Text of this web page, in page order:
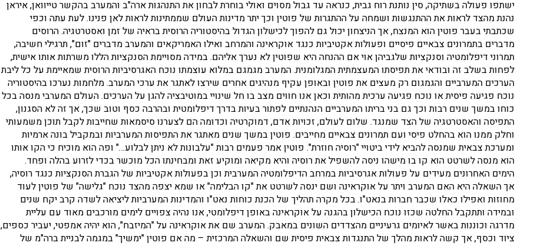
ישתפו פעולה בשתיקה, סין נותנת רוח גבית, כנראה עד גבול מסוים ואולי בוחרת לבחון את התנהגות ארה"ב והמערב בהקשר טייוואן, איראן
נהנת מהצד לראות את ההתנגשות ושמחה על ההתגרות של פוטין וכך יתר מדינות העולם שממתינות לראות לאן פנינו. לעת עתה וכפי
שכתבתי בעבר פוטין הוא המנצח, אך הניצחון יכול גם להפוך לכישלון הגדול בהיסטוריה הרוסית בראיה של זמן ואסטרטגיה. הרוסים
מדברים בתמרונים צבאיים פיסיים ופעולות אקטיביות כנגד אוקראינה והמרחב ואילו האמריקאים והמערב מדברים "זום", תרגילי חשיבה,
תמרוני דיפלומטיה וסנקציות שלגביהן אוי אם ההנחה היא שפוטין לא נערך אליהם. במידה מסויימת הסנקציות הללו משרתות אותו אישית,
לפחות בשלב זה ובודאי את תפיסתו המעצמתית המגלומנית. המערב מגמגם במלוא עוצמתו נוכח האגרסיביות הרוסית שמאיימת על כל ליבת
הערכים המערביים והגמגום רק מעצים את פוטין ובאופן עקיף מנהיגים אחרים שירצו לאתגר את ערכי המערב. מלחמות נערכו בהיסטוריה
נוכח פגיעה פיסית או נוכח פגיעה ערכית מהותית וכאן אנו חווים מצב בו חל שינויי במוטיבציה להגן על הערכים. העולם המערבי מנסה בכל
כוחו במשך שנים רבות וכך גם בני בריתו המערביים הנהנתיים לפתור בעיות בדרך דיפלומטית ובהרבה כסף וטוב שכך, אך זה לא הסגנון,
התפיסה והאסטרטגיה של הצד שמנגד. שלום לעולם, זכויות אדם, דמוקרטיה וכדומה הם לצערנו סיסמאות שחייבות לקבל תוכן משמעותי
וחלק ממנו הוא בהחלט פיסי ועם תמרונים צבאיים מחייבים. פוטין במשך שנים מאתגר את התפיסות המערביות ובמקביל בונה ארמיות
ומערכת צבאית שמנסה להביא לידי ביטויי "רוסיה חוזרת". פוטין אמר פעמים רבות "עלבונות לא ניתן לבלוע…" ופה הוא מוכיח כי הקו אותו
הוא מנסה לשרטט הוא קו בו מישהו ניסה להשפיל את רוסיה והיא מקיאה ומוקיע זאת ומבחינתו הכל מוכשר בכדי לזרוע בהלה ופחד.
הימים האחרונים מעידים על פעולות אגרסיביות במרחב הדיפלומטיה המערבית וכן בפעולות אקטיביות של הגברת הסנקציות כנגד רוסיה,
אך השאלה היא האם המערב ויתר על אוקראינה ושם ינסה לשרטט את "קו הבלימה" או שמא יצפה מהצד נוכח "גלישה" של פוטין לעוד
מחוזות ואפילו כאלו שכבר חברות בנאט"ו. בכל מקרה תהליך של הכנת כוחות נאט"ו והמדינות המערביות ליציאה לשדה קרב יקח שנים
ובמידה ותתקבל החלטה שכזו נוכח הכישלון בהגנה על אוקראינה באופן דיפלומטי, אנו נהיה צפויים לימים מורכבים מאוד עם עליית
מדרגה וכוננות באשר לאיומים גרעיניים מהצדדים השונים במאבק. המערב שם את אוקראינה על "המיזבח", הוא יהיה אמפטי, יעביר כספים,
ציוד וכסף, אך קשה לראות מהלך של התנגדות צבאית פיסית שם והשאלה המרכזית – מה אם פוטין "ימשיך" במגמה לבניית ברה"מ של